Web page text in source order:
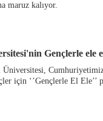
maruz kalıyor.
Gençlerle ele
için ‘’Gençlerle El Ele’’